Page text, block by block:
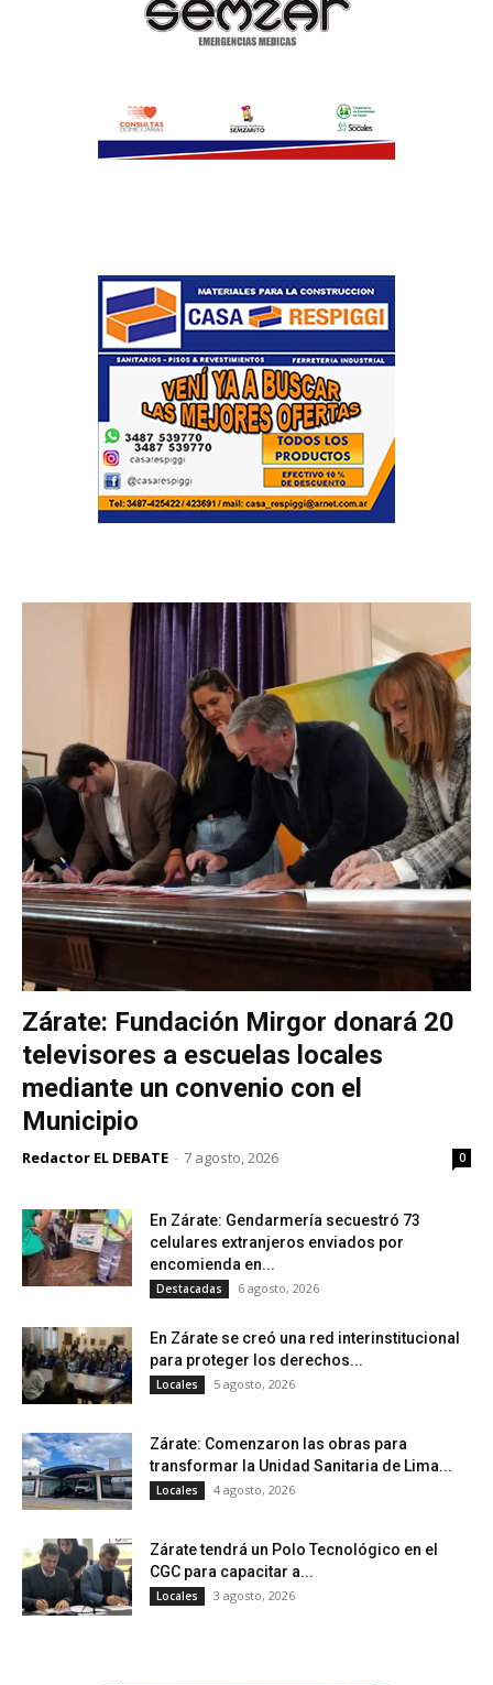
Zárate: Fundación Mirgor donará 20
televisores a escuelas locales
mediante un convenio con el
Municipio
Redactor EL DEBATE - 7 agosto, 2026 0
En Zárate: Gendarmería secuestró 73
celulares extranjeros enviados por
encomienda en...
Destacadas 6 agosto, 2026
En Zárate se creó una red interinstitucional
para proteger los derechos...
Locales 5 agosto, 2026
Zárate: Comenzaron las obras para
transformar la Unidad Sanitaria de Lima...
Locales 4 agosto, 2026
Zárate tendrá un Polo Tecnológico en el
CGC para capacitar a...
Locales 3 agosto, 2026